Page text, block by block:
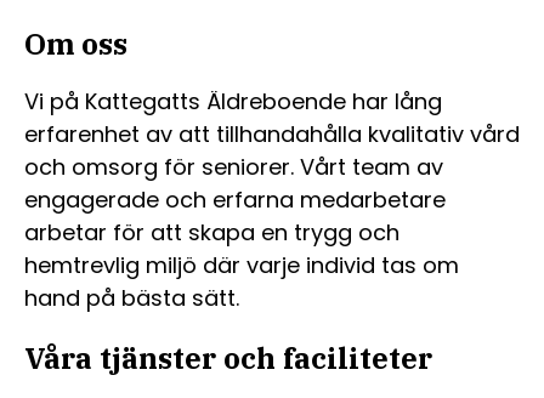
Om oss
Vi på Kattegatts Äldreboende har lång
erfarenhet av att tillhandahålla kvalitativ vård
och omsorg för seniorer. Vårt team av
engagerade och erfarna medarbetare
arbetar för att skapa en trygg och
hemtrevlig miljö där varje individ tas om
hand på bästa sätt.
Våra tjänster och faciliteter